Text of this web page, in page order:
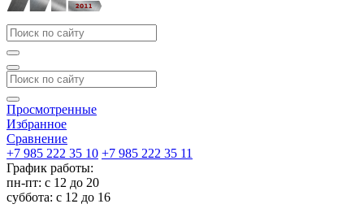
Просмотренные
Избранное
Сравнение
+7 985 222 35 10 +7 985 222 35 11
График работы:
пн-пт: с 12 до 20
суббота: c 12 до 16